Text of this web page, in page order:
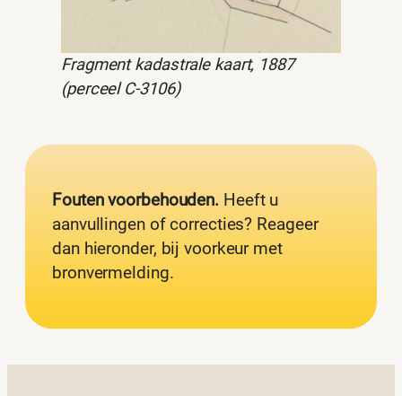
Fragment kadastrale kaart, 1887
(perceel C-3106)
Fouten voorbehouden. Heeft u
aanvullingen of correcties? Reageer
dan hieronder, bij voorkeur met
bronvermelding.